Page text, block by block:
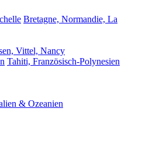
Bretagne, Normandie, La
Vittel, Nancy
Tahiti, Französisch-Polynesien
& Ozeanien